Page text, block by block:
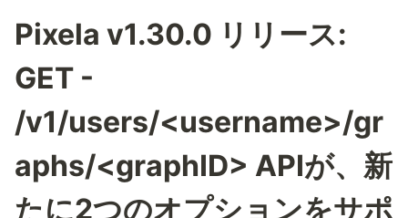
Pixela v1.30.0 リリース:
GET -
/v1/users/<username>/gr
aphs/<graphID> APIが、新
たに2つのオプションをサポ